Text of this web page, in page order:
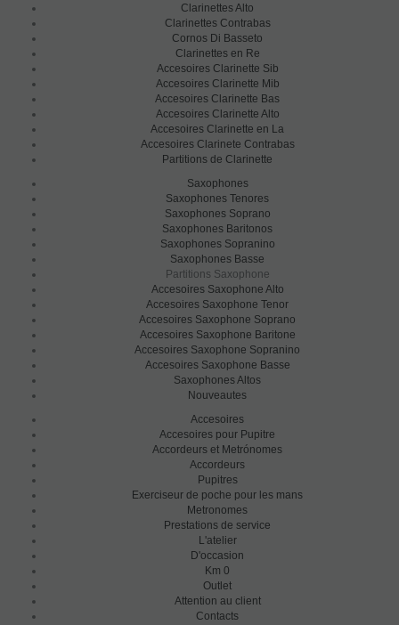
Clarinettes Alto
Clarinettes Contrabas
Cornos Di Basseto
Clarinettes en Re
Accesoires Clarinette Sib
Accesoires Clarinette Mib
Accesoires Clarinette Bas
Accesoires Clarinette Alto
Accesoires Clarinette en La
Accesoires Clarinete Contrabas
Partitions de Clarinette
Saxophones
Saxophones Tenores
Saxophones Soprano
Saxophones Baritonos
Saxophones Sopranino
Saxophones Basse
Partitions Saxophone
Accesoires Saxophone Alto
Accesoires Saxophone Tenor
Accesoires Saxophone Soprano
Accesoires Saxophone Baritone
Accesoires Saxophone Sopranino
Accesoires Saxophone Basse
Saxophones Altos
Nouveautes
Accesoires
Accesoires pour Pupitre
Accordeurs et Metrónomes
Accordeurs
Pupitres
Exerciseur de poche pour les mans
Metronomes
Prestations de service
L'atelier
D'occasion
Km 0
Outlet
Attention au client
Contacts